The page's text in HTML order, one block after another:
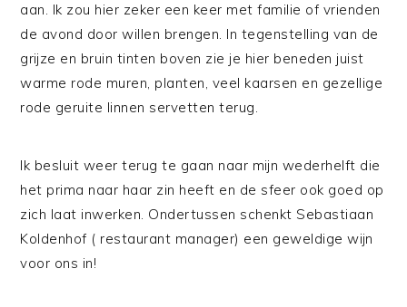
aan. Ik zou hier zeker een keer met familie of vrienden
de avond door willen brengen. In tegenstelling van de
grijze en bruin tinten boven zie je hier beneden juist
warme rode muren, planten, veel kaarsen en gezellige
rode geruite linnen servetten terug.
Ik besluit weer terug te gaan naar mijn wederhelft die
het prima naar haar zin heeft en de sfeer ook goed op
zich laat inwerken. Ondertussen schenkt Sebastiaan
Koldenhof ( restaurant manager) een geweldige wijn
voor ons in!